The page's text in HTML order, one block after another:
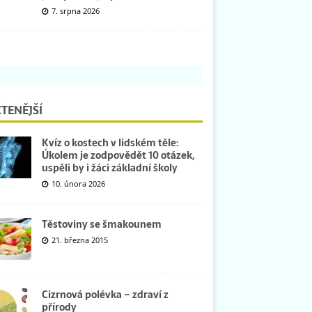
7. srpna 2026
Kvíz o kostech v lidském těle:
Úkolem je zodpovědět 10 otázek,
uspěli by i žáci základní školy
10. února 2026
Těstoviny se šmakounem
21. března 2015
Cizrnová polévka – zdraví z
přírody